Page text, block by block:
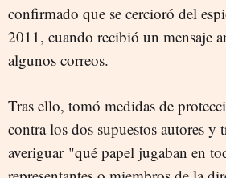
confirmado que se cercioró del
2011, cuando recibió un mensaje
algunos correos.
Tras ello, tomó medidas de
contra los dos supuestos autores y
averiguar "qué papel jugaban en